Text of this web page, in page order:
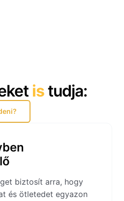
istudja:
biztosít arra, hogy
és ötletedet egyazon